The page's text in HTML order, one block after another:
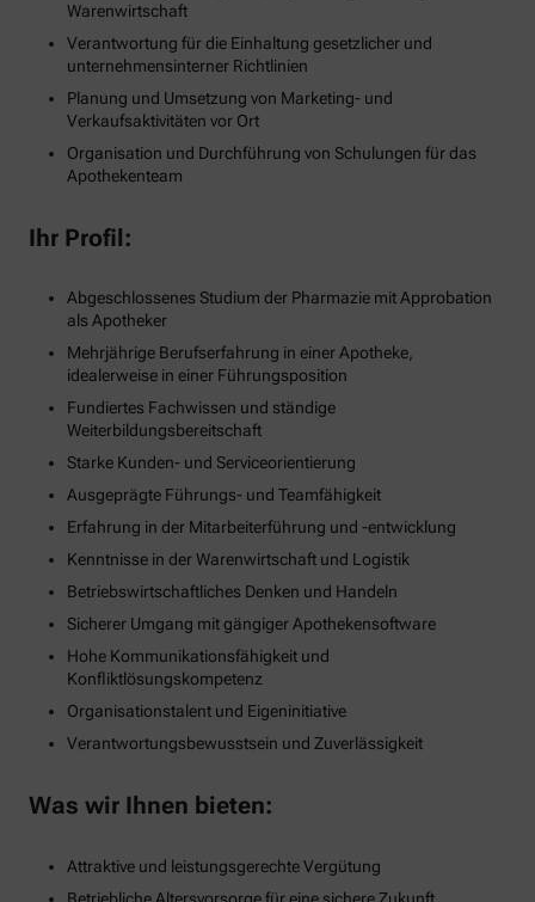
Warenwirtschaft
Verantwortung für die Einhaltung gesetzlicher und
unternehmensinterner Richtlinien
Planung und Umsetzung von Marketing- und
Verkaufsaktivitäten vor Ort
Organisation und Durchführung von Schulungen für das
Apothekenteam
Ihr Profil:
Abgeschlossenes Studium der Pharmazie mit Approbation
als Apotheker
Mehrjährige Berufserfahrung in einer Apotheke,
idealerweise in einer Führungsposition
Fundiertes Fachwissen und ständige
Weiterbildungsbereitschaft
Starke Kunden- und Serviceorientierung
Ausgeprägte Führungs- und Teamfähigkeit
Erfahrung in der Mitarbeiterführung und -entwicklung
Kenntnisse in der Warenwirtschaft und Logistik
Betriebswirtschaftliches Denken und Handeln
Sicherer Umgang mit gängiger Apothekensoftware
Hohe Kommunikationsfähigkeit und
Konfliktlösungskompetenz
Organisationstalent und Eigeninitiative
Verantwortungsbewusstsein und Zuverlässigkeit
Was wir Ihnen bieten:
Attraktive und leistungsgerechte Vergütung
Betriebliche Altersvorsorge für eine sichere Zukunft